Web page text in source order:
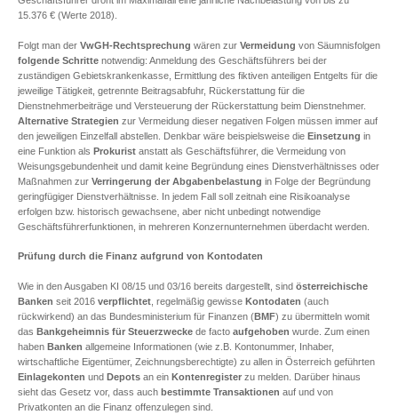
15.376 € (Werte 2018).
Folgt man der VwGH-Rechtsprechung wären zur Vermeidung von Säumnisfolgen
folgende Schritte notwendig: Anmeldung des Geschäftsführers bei der
zuständigen Gebietskrankenkasse, Ermittlung des fiktiven anteiligen Entgelts für die
jeweilige Tätigkeit, getrennte Beitragsabfuhr, Rückerstattung für die
Dienstnehmerbeiträge und Versteuerung der Rückerstattung beim Dienstnehmer.
Alternative Strategien zur Vermeidung dieser negativen Folgen müssen immer auf
den jeweiligen Einzelfall abstellen. Denkbar wäre beispielsweise die Einsetzung in
eine Funktion als Prokurist anstatt als Geschäftsführer, die Vermeidung von
Weisungsgebundenheit und damit keine Begründung eines Dienstverhältnisses oder
Maßnahmen zur Verringerung der Abgabenbelastung in Folge der Begründung
geringfügiger Dienstverhältnisse. In jedem Fall soll zeitnah eine Risikoanalyse
erfolgen bzw. historisch gewachsene, aber nicht unbedingt notwendige
Geschäftsführerfunktionen, in mehreren Konzernunternehmen überdacht werden.
Prüfung durch die Finanz aufgrund von Kontodaten
Wie in den Ausgaben KI 08/15 und 03/16 bereits dargestellt, sind österreichische
Banken seit 2016 verpflichtet , regelmäßig gewisse Kontodaten (auch
rückwirkend) an das Bundesministerium für Finanzen (BMF) zu übermitteln womit
das Bankgeheimnis für Steuerzwecke de facto aufgehoben wurde. Zum einen
haben Banken allgemeine Informationen (wie z.B. Kontonummer, Inhaber,
wirtschaftliche Eigentümer, Zeichnungsberechtigte) zu allen in Österreich geführten
Einlagekonten und Depots an ein Kontenregister zu melden. Darüber hinaus
sieht das Gesetz vor, dass auch bestimmte Transaktionen auf und von
Privatkonten an die Finanz offenzulegen sind.